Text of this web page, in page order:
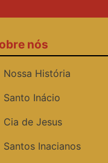
nós
Nossa História
Santo Inácio
Cia de Jesus
Santos Inacianos